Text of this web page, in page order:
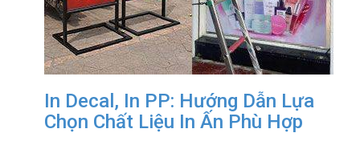
In Decal, In PP: Hướng Dẫn Lựa
Chọn Chất Liệu In Ấn Phù Hợp